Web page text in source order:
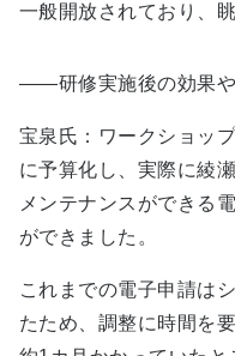
一般開放されており、
――研修実施後の効果や
宝泉氏：ワークショッ
に予算化し、実際に綾
メンテナンスができる
ができました。
これまでの電子申請は
たため、調整に時間を